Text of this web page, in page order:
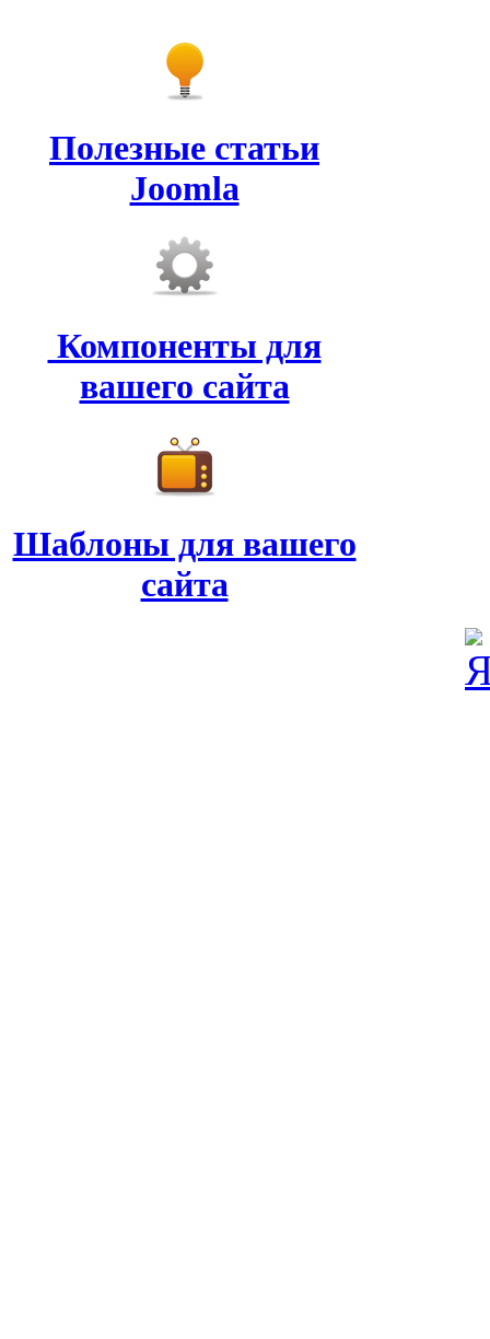
Полезные статьи
Joomla
Компоненты для
вашего сайта
Шаблоны для вашего
сайта